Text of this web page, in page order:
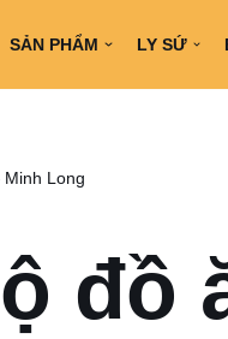
SẢN PHẨM LY SỨ
Long
đồ